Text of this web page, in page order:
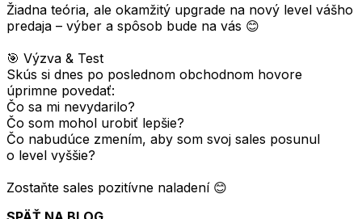
Žiadna teória, ale okamžitý upgrade na nový level vášho
predaja – výber a spôsob bude na vás 😊
🎯 Výzva & Test
Skús si dnes po poslednom obchodnom hovore
úprimne povedať:
Čo sa mi nevydarilo?
Čo som mohol urobiť lepšie?
Čo nabudúce zmením, aby som svoj sales posunul
o level vyššie?
Zostaňte sales pozitívne naladení 😊